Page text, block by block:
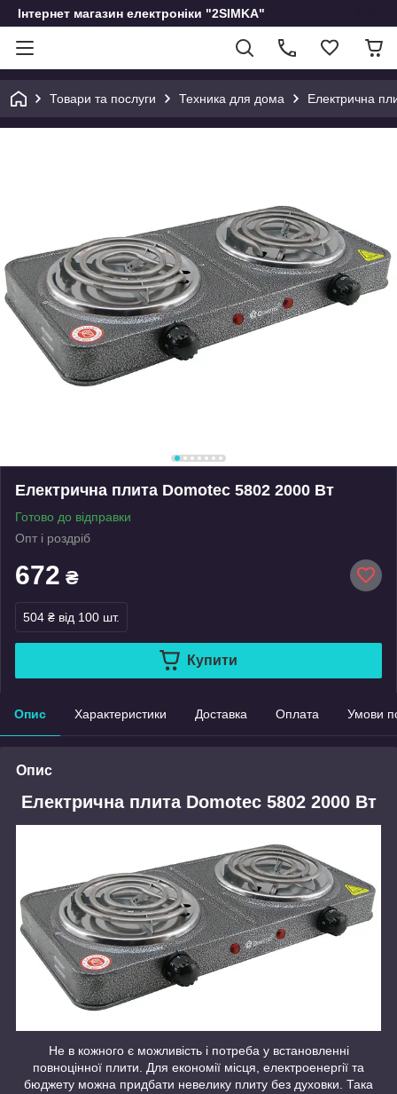
Інтернет магазин електроніки "2SIMKA"
Товари та послуги Техника для дома Електрична
Електрична плита Domotec 5802 2000 Вт
Готово до відправки
Опт і роздріб
672 ₴
504 ₴ від 100 шт.
Купити
Опис Характеристики Доставка Оплата Умови
Опис
Електрична плита Domotec 5802 2000 Вт
Не в кожного є можливість і потреба у встановленні
повноцінної плити. Для економії місця, електроенергії та
бюджету можна придбати невелику плиту без духовки. Така